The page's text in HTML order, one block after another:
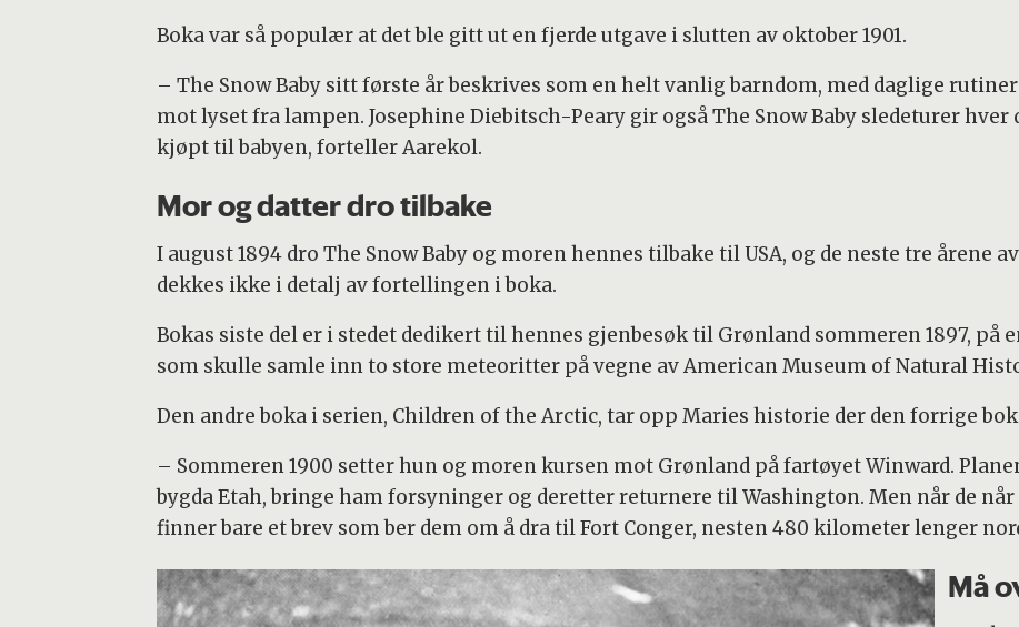
Boka var så populær at det ble gitt ut en fjerde utgave i slutten av oktober 1901.
– The Snow Baby sitt første år beskrives som en helt vanlig barndom, med daglige
mot lyset fra lampen. Josephine Diebitsch-Peary gir også The Snow Baby sledeturer
kjøpt til babyen, forteller Aarekol.
Mor og datter dro tilbake
I august 1894 dro The Snow Baby og moren hennes tilbake til USA, og de neste tre årene
dekkes ikke i detalj av fortellingen i boka.
Bokas siste del er i stedet dedikert til hennes gjenbesøk til Grønland sommeren 1897, på
som skulle samle inn to store meteoritter på vegne av American Museum of Natural
Den andre boka i serien, Children of the Arctic, tar opp Maries historie der den forrige
– Sommeren 1900 setter hun og moren kursen mot Grønland på fartøyet Winward.
bygda Etah, bringe ham forsyninger og deretter returnere til Washington. Men når de når
finner bare et brev som ber dem om å dra til Fort Conger, nesten 480 kilometer lenger
Må